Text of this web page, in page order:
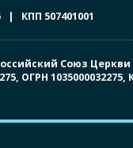
| КПП 507401001
Союз
ОГРН